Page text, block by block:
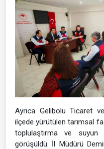
Ayrıca Gelibolu Ticaret
ilçede yürütülen tarımsal
toplulaştırma ve suyun
görüşüldü. İl Müdürü